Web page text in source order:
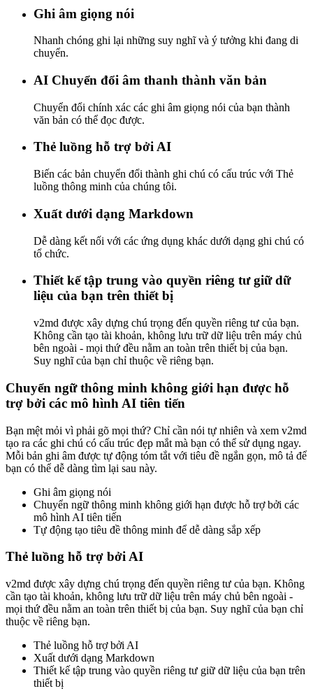
Ghi âm giọng nói
Nhanh chóng ghi lại những suy nghĩ và ý tưởng khi đang di
chuyển.
AI Chuyển đổi âm thanh thành văn bản
Chuyển đổi chính xác các ghi âm giọng nói của bạn thành
văn bản có thể đọc được.
Thẻ luồng hỗ trợ bởi AI
Biến các bản chuyển đổi thành ghi chú có cấu trúc với Thẻ
luồng thông minh của chúng tôi.
Xuất dưới dạng Markdown
Dễ dàng kết nối với các ứng dụng khác dưới dạng ghi chú có
tổ chức.
Thiết kế tập trung vào quyền riêng tư giữ dữ
liệu của bạn trên thiết bị
v2md được xây dựng chú trọng đến quyền riêng tư của bạn.
Không cần tạo tài khoản, không lưu trữ dữ liệu trên máy chủ
bên ngoài - mọi thứ đều nằm an toàn trên thiết bị của bạn.
Suy nghĩ của bạn chỉ thuộc về riêng bạn.
Chuyển ngữ thông minh không giới hạn được hỗ
trợ bởi các mô hình AI tiên tiến
Bạn mệt mỏi vì phải gõ mọi thứ? Chỉ cần nói tự nhiên và xem v2md
tạo ra các ghi chú có cấu trúc đẹp mắt mà bạn có thể sử dụng ngay.
Mỗi bản ghi âm được tự động tóm tắt với tiêu đề ngắn gọn, mô tả để
bạn có thể dễ dàng tìm lại sau này.
Ghi âm giọng nói
Chuyển ngữ thông minh không giới hạn được hỗ trợ bởi các
mô hình AI tiên tiến
Tự động tạo tiêu đề thông minh để dễ dàng sắp xếp
Thẻ luồng hỗ trợ bởi AI
v2md được xây dựng chú trọng đến quyền riêng tư của bạn. Không
cần tạo tài khoản, không lưu trữ dữ liệu trên máy chủ bên ngoài -
mọi thứ đều nằm an toàn trên thiết bị của bạn. Suy nghĩ của bạn chỉ
thuộc về riêng bạn.
Thẻ luồng hỗ trợ bởi AI
Xuất dưới dạng Markdown
Thiết kế tập trung vào quyền riêng tư giữ dữ liệu của bạn trên
thiết bị